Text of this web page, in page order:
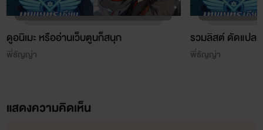
ดูอนิเมะ หรืออ่านเว็บตูนก็สนุก
พี่ธัญญ่า
รวมลิสต์ ดัดแปล
พี่ธัญญ่า
แสดงความคิดเห็น